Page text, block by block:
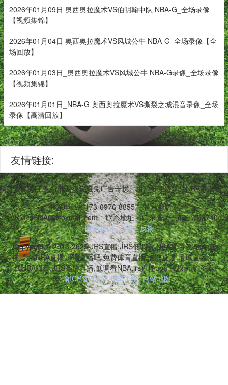
2026年01月09日 奥西奥拉魔术VS伯明翰中队 NBA-G_全场录像
【视频集锦】
2026年01月04日 奥西奥拉魔术VS风城公牛 NBA-G_全场录像【全
场回放】
2026年01月03日_奥西奥拉魔术VS风城公牛 NBA-G录像_全场录像
【视频集锦】
2026年01月01日_NBA-G 奥西奥拉魔术VS撕裂之城混音录像_全场
录像【高清回放】
友情链接:
体育项目,支持低调模式避免广告干扰。用户可免费享受NBA常规
联系电话：173-0976-8855
联系邮箱：
vRM2sBtsA0@foxmail.com
联系地址：广东省天长市自清路740
号
联系我们
留言反馈
Copyright © 2016-2025 JRS直播,JRS低调看,NBA直播,无插件直
播,高清NBA直播,JRS直播吧,免费体育直播,篮球直播,足球直播,在
线NBA观看,JRS高清直播,低调看NBA,jrs直播nba 版权所有 备案
号:渝ICP备2025049671号 网站地图